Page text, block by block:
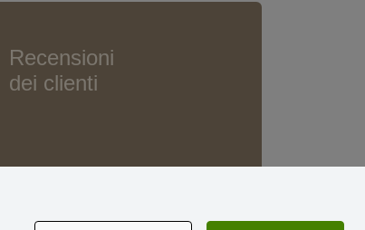
Recensioni
dei clienti